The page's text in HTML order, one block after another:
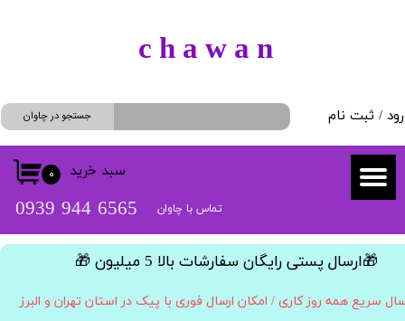
/ ثبت نام
سفارشات
خروج از حساب کاربری
جستجو در چاوان
​​6565 944 0939 تماس با چاوان
۰ سبد خرید
​c h a w a n
​🎁ارسال پستی رایگان سفارشات بالا 5 میلیون 🎁​​​​​​​
سریع همه روز کاری / امکان ارسال فوری با پیک در استان تهران و البرز